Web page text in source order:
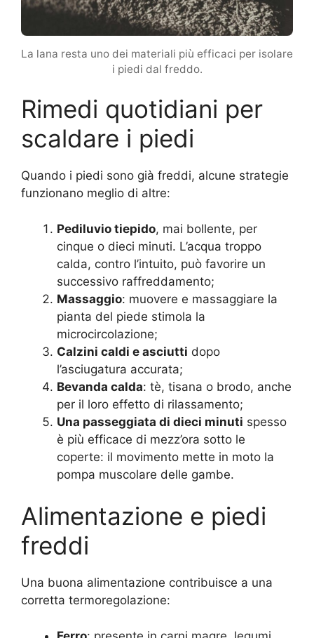
La lana resta uno dei materiali più efficaci per isolare
i piedi dal freddo.
Rimedi quotidiani per
scaldare i piedi
Quando i piedi sono già freddi, alcune strategie
funzionano meglio di altre:
Pediluvio tiepido, mai bollente, per
cinque o dieci minuti. L’acqua troppo
calda, contro l’intuito, può favorire un
successivo raffreddamento;
Massaggio: muovere e massaggiare la
pianta del piede stimola la
microcircolazione;
Calzini caldi e asciutti dopo
l’asciugatura accurata;
Bevanda calda: tè, tisana o brodo, anche
per il loro effetto di rilassamento;
Una passeggiata di dieci minuti spesso
è più efficace di mezz’ora sotto le
coperte: il movimento mette in moto la
pompa muscolare delle gambe.
Alimentazione e piedi
freddi
Una buona alimentazione contribuisce a una
corretta termoregolazione: